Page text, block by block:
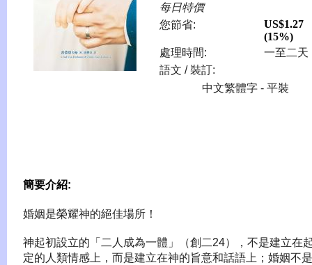
每日特價
您節省:
US$1.27
(15%)
處理時間:
一至二天
語文 / 裝訂:
中文繁體字 - 平裝
簡要介紹:
婚姻是榮耀神的絕佳場所！
神起初設立的「二人成為一體」（創二24），不是建立在
定的人類情感上，而是建立在神的旨意和話語上；婚姻不